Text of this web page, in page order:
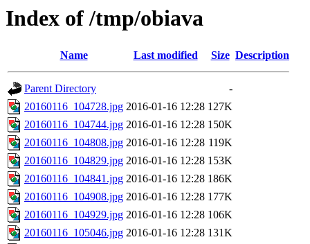
Index of /tmp/obiava
Name Last modified Size Description
Parent Directory
-
20160116_104728.jpg 2016-01-16 12:28 127K
20160116_104744.jpg 2016-01-16 12:28 150K
20160116_104808.jpg 2016-01-16 12:28 119K
20160116_104829.jpg 2016-01-16 12:28 153K
20160116_104841.jpg 2016-01-16 12:28 186K
20160116_104908.jpg 2016-01-16 12:28 177K
20160116_104929.jpg 2016-01-16 12:28 106K
20160116_105046.jpg 2016-01-16 12:28 131K